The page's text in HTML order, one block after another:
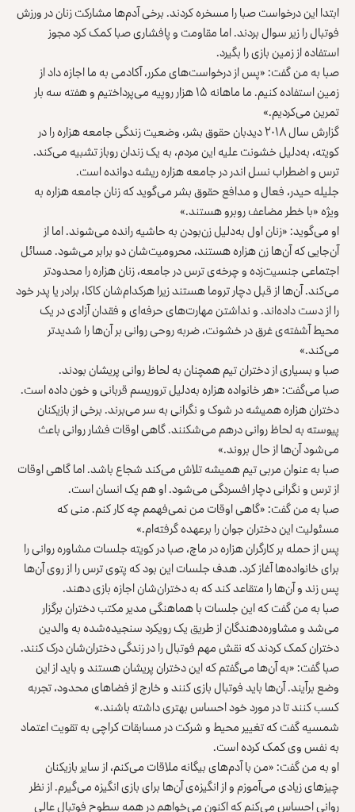
ابتدا این درخواست صبا را مسخره کردند. برخی آدم‌ها مشارکت زنان در ورزش
فوتبال را زیر سوال بردند. اما مقاومت و پافشاری صبا کمک کرد مجوز
استفاده از زمین بازی را بگیرد.
صبا به من گفت: «پس از درخواست‌های مکرر، آکادمی به ما اجازه داد از
زمین استفاده کنیم. ما ماهانه ۱۵ هزار روپیه می‌پرداختیم و هفته سه بار
تمرین می‌کردیم.»
گزارش سال ۲۰۱۸ دیدبان حقوق بشر، وضعیت زندگی جامعه هزاره را در
کویته، به‌دلیل خشونت علیه این مردم، به یک زندان روباز تشبیه می‌کند.
ترس و اضطراب نسل اندر در جامعه هزاره ریشه دوانده است.
جلیله حیدر، فعال و مدافع حقوق بشر می‌گوید که زنان جامعه هزاره به
ویژه «با خطر مضاعف روبرو هستند.»
او می‌گوید: «زنان اول به‌دلیل زن‌بودن به حاشیه رانده می‌شوند. اما از
آن‌جایی که آن‌ها زن هزاره هستند، محرومیت‌شان دو برابر می‌شود. مسائل
اجتماعی جنسیت‌زده و چرخه‌ی ترس در جامعه، زنان هزاره را محدودتر
می‌کند. آن‌ها از قبل دچار تروما هستند زیرا هرکدام‌شان کاکا، برادر یا پدر خود
را از دست داده‌اند. و نداشتن مهارت‌های حرفه‌ای و فقدان آزادی در یک
محیط آشفته‌ی غرق در خشونت، ضربه روحی روانی بر آن‌ها را شدیدتر
می‌کند.»
صبا و بسیاری از دختران تیم همچنان به لحاظ روانی پریشان بودند.
صبا می‌گفت: «هر خانواده هزاره به‌دلیل تروریسم قربانی و خون داده است.
دختران هزاره همیشه در شوک و نگرانی به سر می‌برند. برخی از بازیکنان
پیوسته به لحاظ روانی درهم می‌شکنند. گاهی اوقات فشار روانی باعث
می‌شود آن‌ها از حال بروند.»
صبا به عنوان مربی تیم همیشه تلاش می‌کند شجاع باشد. اما گاهی اوقات
از ترس و نگرانی دچار افسردگی می‌شود. او هم یک انسان است.
صبا به من گفت: «گاهی اوقات من نمی‌فهمم چه کار کنم. منی که
مسئولیت این دختران جوان را برعهده گرفته‌ام.»
پس از حمله بر کارگران هزاره در ماچ، صبا در کویته جلسات مشاوره روانی را
برای خانواده‌ها آغاز کرد. هدف جلسات این بود که پتوی ترس را از روی آن‌ها
پس زند و آن‌ها را متقاعد کند که به دختران‌شان اجازه بازی دهند.
صبا به من گفت که این جلسات با هماهنگی مدیر مکتب دختران برگزار
می‌شد و مشاوره‌دهندگان از طریق یک رویکرد سنجیده‌شده به والدین
دختران کمک کردند که نقش مهم فوتبال را در زندگی دختران‌شان درک کنند.
صبا گفت: «به آن‌ها می‌گفتم که این دختران پریشان هستند و باید از این
وضع برآیند. آن‌ها باید فوتبال بازی کنند و خارج از فضاهای محدود، تجربه
کسب کنند تا در مورد خود احساس بهتری داشته باشند.»
شمسیه گفت که تغییر محیط و شرکت در مسابقات کراچی به تقویت اعتماد
به نفس وی کمک کرده است.
او به من گفت: «من با آدم‌های بیگانه ملاقات می‌کنم، از سایر بازیکنان
چیزهای زیادی می‌آموزم و از انگیزه‌ی آن‌ها برای بازی انگیزه می‌گیرم. از نظر
روانی احساس می‌کنم که اکنون می‌خواهم در همه سطوح فوتبال عالی